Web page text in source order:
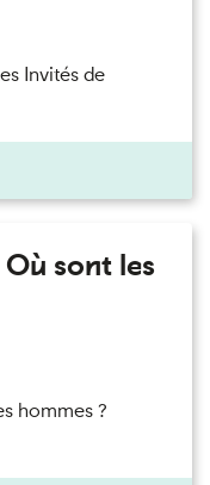
Invités de
sont les
hommes ?